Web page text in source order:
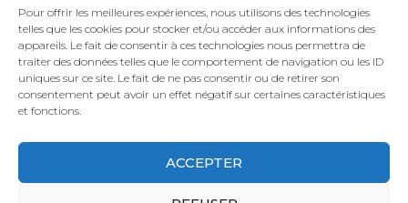
Pour offrir les meilleures expériences, nous utilisons des technologies
telles que les cookies pour stocker et/ou accéder aux informations des
appareils. Le fait de consentir à ces technologies nous permettra de
traiter des données telles que le comportement de navigation ou les ID
uniques sur ce site. Le fait de ne pas consentir ou de retirer son
consentement peut avoir un effet négatif sur certaines caractéristiques
et fonctions.
ACCEPTER
Heures d’ouverture
Du lundi au vendredi : 9h00—17h00
Les samedi et dimanche : 11h00–15h00